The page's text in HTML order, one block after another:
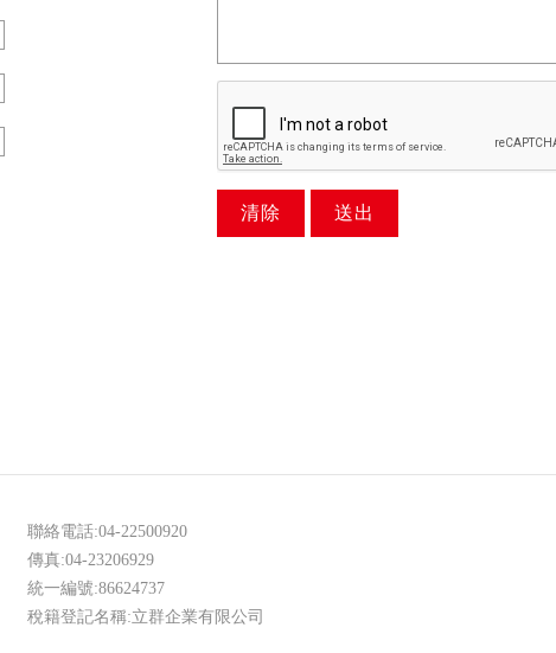
聯絡電話:04-22500920
傳真:04-23206929
統一編號:86624737
稅籍登記名稱:立群企業有限公司